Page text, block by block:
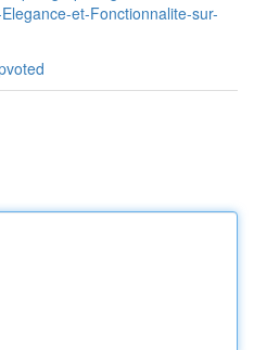
et-Fonctionnalite-sur-